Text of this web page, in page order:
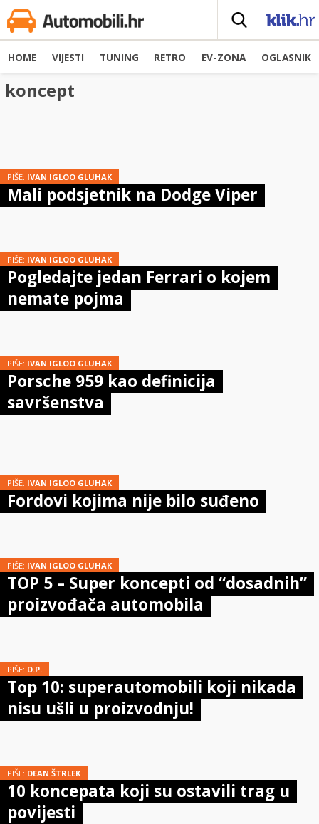
HOME VIJESTI TUNING RETRO EV-ZONA OGLASNIK
koncept
PIŠE: IVAN IGLOO GLUHAK
Mali podsjetnik na Dodge Viper
PIŠE: IVAN IGLOO GLUHAK
Pogledajte jedan Ferrari o kojem
nemate pojma
PIŠE: IVAN IGLOO GLUHAK
Porsche 959 kao definicija
savršenstva
PIŠE: IVAN IGLOO GLUHAK
Fordovi kojima nije bilo suđeno
PIŠE: IVAN IGLOO GLUHAK
TOP 5 – Super koncepti od “dosadnih”
proizvođača automobila
PIŠE: D.P.
Top 10: superautomobili koji nikada
nisu ušli u proizvodnju!
PIŠE: DEAN ŠTRLEK
10 koncepata koji su ostavili trag u
povijesti